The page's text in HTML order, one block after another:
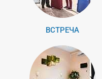
ВСТРЕЧА